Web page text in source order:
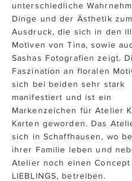
unterschiedliche
Dinge und der Ästhetik zum
Ausdruck, die sich in den
Motiven von Tina, sowie
Sashas Fotografien zeigt.
Faszination an floralen
sich bei beiden sehr stark
manifestiert und ist ein
Markenzeichen für Atelier
Karten geworden. Das
sich in Schaffhausen, wo
ihrer Familie leben und
Atelier noch einen Concept
LIEBLINGS, betreiben.